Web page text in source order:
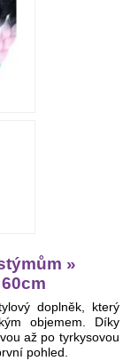
»
doplněk, který
objemem. Díky
až po tyrkysovou
pohled.